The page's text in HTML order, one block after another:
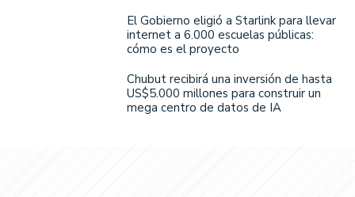
El Gobierno eligió a Starlink para llevar
internet a 6.000 escuelas públicas:
cómo es el proyecto
Chubut recibirá una inversión de hasta
US$5.000 millones para construir un
mega centro de datos de IA